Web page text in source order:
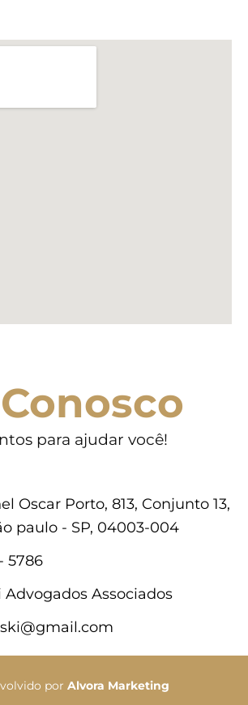
para ajudar você!
Oscar Porto, 813, Conjunto 13,
paulo - SP, 04003-004
5786
Advogados Associados
por Alvora Marketing